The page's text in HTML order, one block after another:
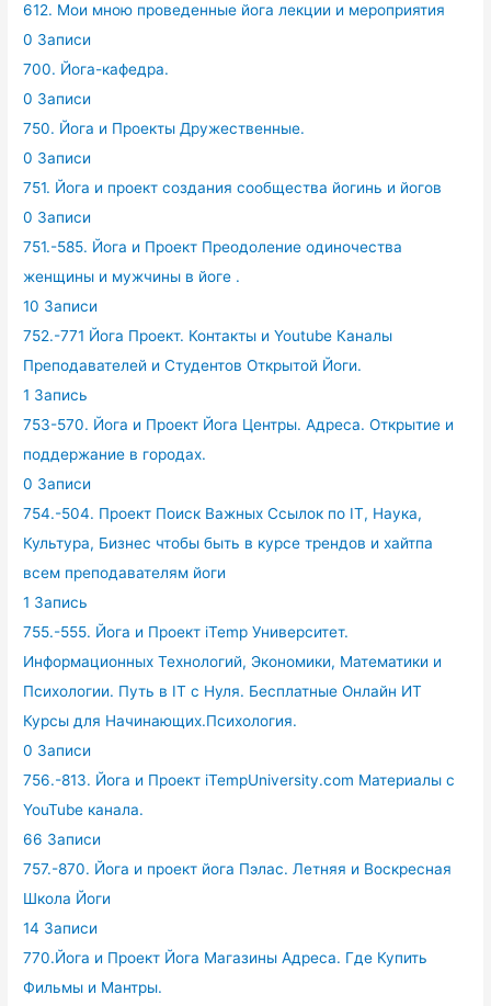
612. Мои мною проведенные йога лекции и мероприятия
0 Записи
700. Йога-кафедра.
0 Записи
750. Йога и Проекты Дружественные.
0 Записи
751. Йога и проект создания сообщества йогинь и йогов
0 Записи
751.-585. Йога и Проект Преодоление одиночества
женщины и мужчины в йоге .
10 Записи
752.-771 Йога Проект. Контакты и Youtube Каналы
Преподавателей и Студентов Открытой Йоги.
1 Запись
753-570. Йога и Проект Йога Центры. Адреса. Открытие и
поддержание в городах.
0 Записи
754.-504. Проект Поиск Важных Ссылок по IT, Наука,
Культура, Бизнес чтобы быть в курсе трендов и хайтпа
всем преподавателям йоги
1 Запись
755.-555. Йога и Проект iTemp Университет.
Информационных Технологий, Экономики, Математики и
Психологии. Путь в IT с Нуля. Бесплатные Онлайн ИТ
Курсы для Начинающих.Психология.
0 Записи
756.-813. Йога и Проект iTempUniversity.com Материалы с
YouTube канала.
66 Записи
757.-870. Йога и проект йога Пэлас. Летняя и Воскресная
Школа Йоги
14 Записи
770.Йога и Проект Йога Магазины Адреса. Где Купить
Фильмы и Мантры.